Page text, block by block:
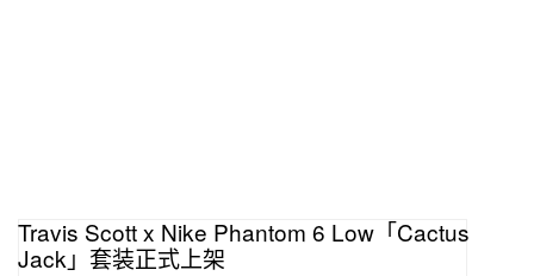
Travis Scott x Nike Phantom 6 Low「Cactus
Jack」套装正式上架